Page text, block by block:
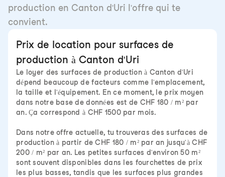
production en Canton d'Uri l'offre qui te
convient.
Prix de location pour surfaces de
production à Canton d'Uri
Le loyer des surfaces de production à Canton d'Uri
dépend beaucoup de facteurs comme l'emplacement,
la taille et l'équipement. En ce moment, le prix moyen
dans notre base de données est de CHF 180 / m² par
an. Ça correspond à CHF 1500 par mois.
Dans notre offre actuelle, tu trouveras des surfaces de
production à partir de CHF 180 / m² par an jusqu'à CHF
200 / m² par an. Les petites surfaces d'environ 50 m²
sont souvent disponibles dans les fourchettes de prix
les plus basses, tandis que les surfaces plus grandes